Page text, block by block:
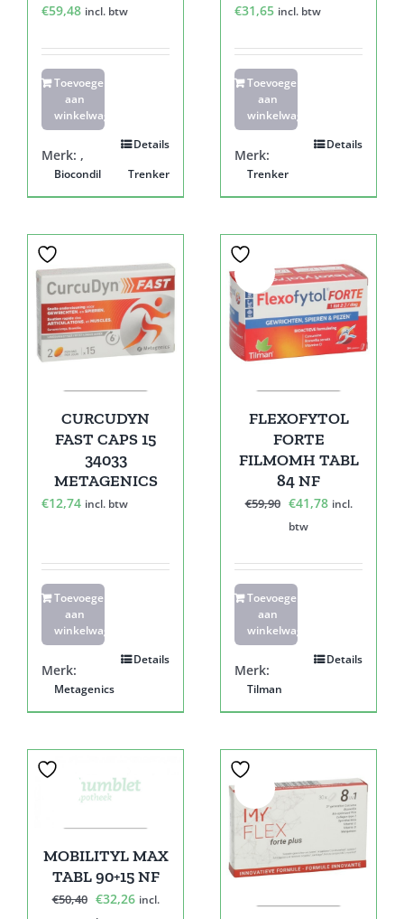
€59,48 incl. btw
Toevoegen
aan
winkelwagen
Details
Merk:
Biocondil
,
Trenker
€31,65 incl. btw
Toevoegen
aan
winkelwagen
Details
Merk:
Trenker
CURCUDYN
FAST CAPS 15
34033
METAGENICS
€12,74 incl. btw
Toevoegen
aan
winkelwagen
Details
Merk:
Metagenics
FLEXOFYTOL
FORTE
FILMOMH TABL
84 NF
€59,90 Oorspronkelijke
prijs
€59,90.
€41,78Huidige
€41,78.
incl.
btw
Toevoegen
aan
winkelwagen
Details
Merk:
Tilman
MOBILITYL MAX
TABL 90+15 NF
€50,40 Oorspronkelijke
€32,26Huidige
incl.